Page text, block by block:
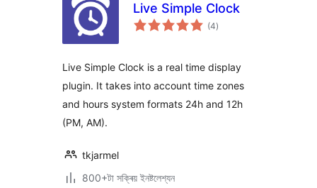
Live Simple Clock
(4টা
মুঠ)
Live Simple Clock is a real time display
plugin. It takes into account time zones
and hours system formats 24h and 12h
(PM, AM).
tkjarmel
800+টা সক্ৰিয় ইনষ্টলেশ্যন